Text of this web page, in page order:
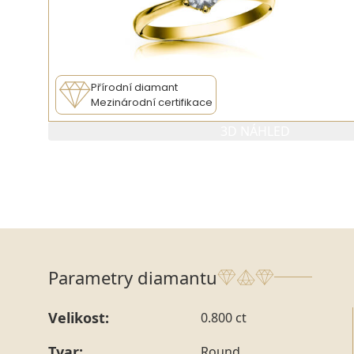
Přírodní diamant
Mezinárodní certifikace
Parametry diamantu
Velikost: 0.800 ct